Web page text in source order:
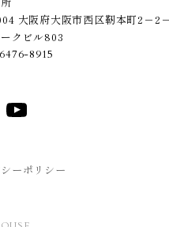
大阪府大阪市西区靭本町2－2
クビル803
8915
ーポリシー